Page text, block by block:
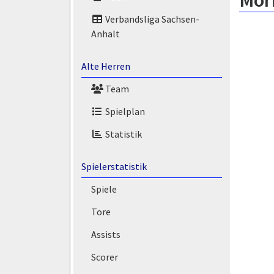
Verbandsliga Sachsen-
Anhalt
Alte Herren
Team
Spielplan
Statistik
Spielerstatistik
Spiele
Tore
Assists
Scorer